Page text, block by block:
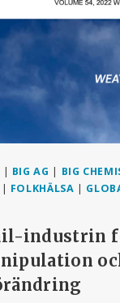
| BIG AG | BIG
| FOLKHÄLSA |
industrin